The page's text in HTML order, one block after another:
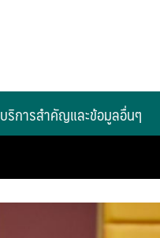
บริการสำคัญและข้อมูลอื่นๆ